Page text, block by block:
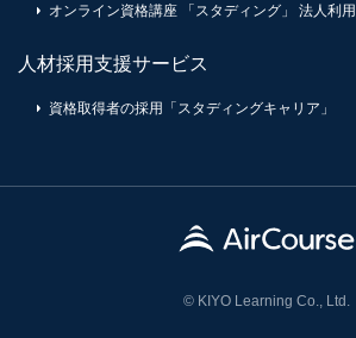
オンライン資格講座 「スタディング」 法人利用
人材採用支援サービス
資格取得者の採用「スタディングキャリア」
© KIYO Learning Co., Ltd.